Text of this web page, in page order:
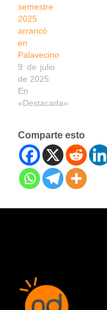
semestre
2025
arrancó
en
Palavecino
9 de julio
de 2025
En
«Destacada»
Comparte esto